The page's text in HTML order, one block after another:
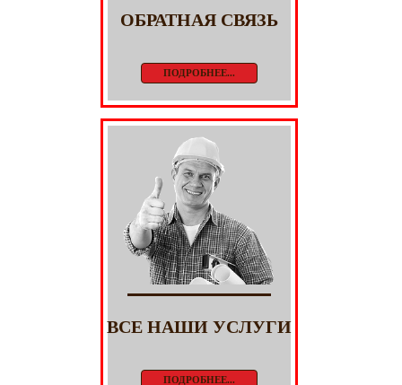
ОБРАТНАЯ СВЯЗЬ
ПОДРОБНЕЕ...
ВСЕ НАШИ УСЛУГИ
ПОДРОБНЕЕ...